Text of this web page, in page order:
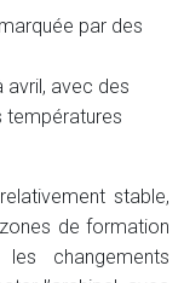
par des
avril, avec des
températures
stable,
de formation
changements